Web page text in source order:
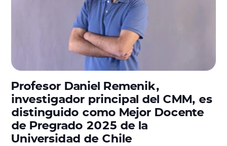
Profesor Daniel Remenik,
investigador principal del CMM, es
distinguido como Mejor Docente
de Pregrado 2025 de la
Universidad de Chile